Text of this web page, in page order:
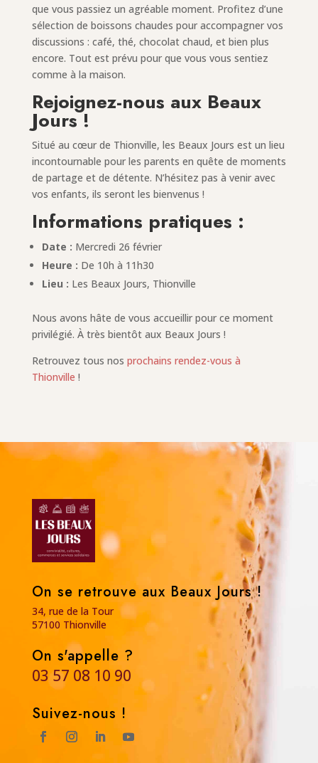
que vous passiez un agréable moment. Profitez d’une
sélection de boissons chaudes pour accompagner vos
discussions : café, thé, chocolat chaud, et bien plus
encore. Tout est prévu pour que vous vous sentiez
comme à la maison.
Rejoignez-nous aux Beaux
Jours !
Situé au cœur de Thionville, les Beaux Jours est un lieu
incontournable pour les parents en quête de moments
de partage et de détente. N’hésitez pas à venir avec
vos enfants, ils seront les bienvenus !
Informations pratiques :
Date : Mercredi 26 février
Heure : De 10h à 11h30
Lieu : Les Beaux Jours, Thionville
Nous avons hâte de vous accueillir pour ce moment
privilégié. À très bientôt aux Beaux Jours !
Retrouvez tous nos prochains rendez-vous à
Thionville !
On se retrouve aux Beaux Jours !
34, rue de la Tour
57100 Thionville
On s'appelle ?
03 57 08 10 90
Suivez-nous !